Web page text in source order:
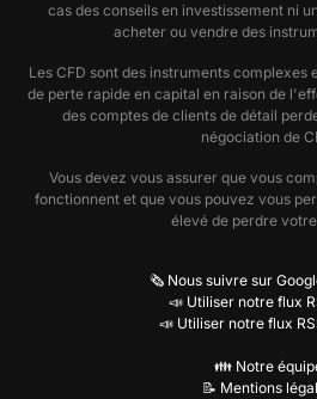
cas des conseils en investissement ni
acheter ou vendre des
Les CFD sont des instruments complexes
de perte rapide en capital en raison de
des comptes de clients de détail
négociation de
Vous devez vous assurer que vous
fonctionnent et que vous pouvez vous
élevé de perdre
🗞️ Nous suivre sur
📣 Utiliser notre flux
📣 Utiliser notre flux
👪 Notre
📝 Mentions